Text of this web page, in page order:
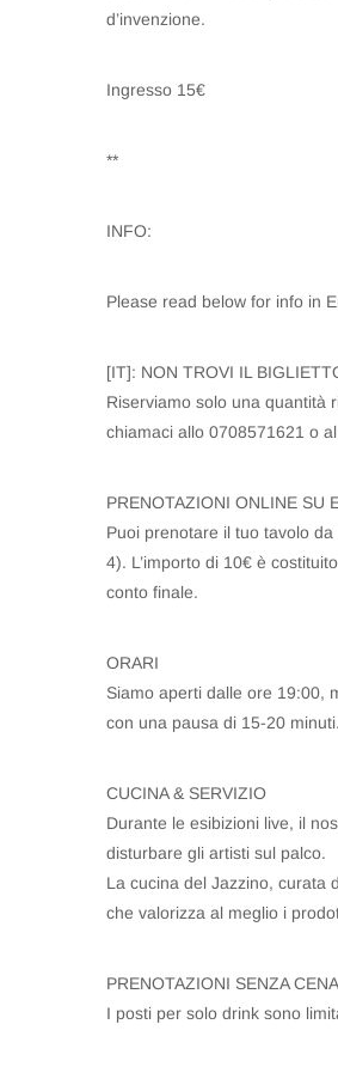
d’invenzione.
Ingresso 15€
**
INFO:
Please read below for info in
[IT]: NON TROVI IL
Riserviamo solo una quantità
chiamaci allo 0708571621 o
PRENOTAZIONI ONLINE SU
Puoi prenotare il tuo tavolo
4). L’importo di 10€ è
conto finale.
ORARI
Siamo aperti dalle ore 19:00,
con una pausa di 15-20 minuti.
CUCINA & SERVIZIO
Durante le esibizioni live, il
disturbare gli artisti sul palco.
La cucina del Jazzino, curata
che valorizza al meglio i
PRENOTAZIONI SENZA CENA
I posti per solo drink sono